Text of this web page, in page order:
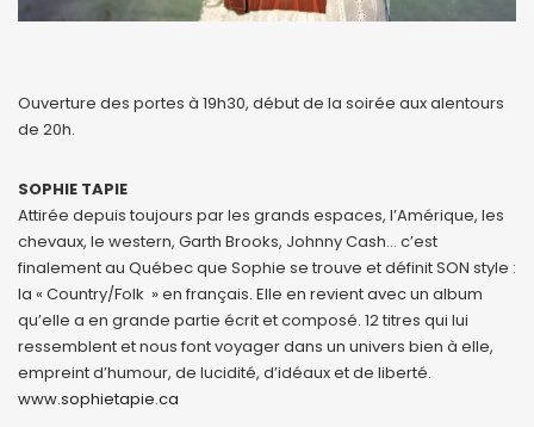
Ouverture des portes à 19h30, début de la soirée aux alentours
de 20h.
SOPHIE TAPIE
Attirée depuis toujours par les grands espaces, l’Amérique, les
chevaux, le western, Garth Brooks, Johnny Cash… c’est
finalement au Québec que Sophie se trouve et définit SON style :
la « Country/Folk » en français. Elle en revient avec un album
qu’elle a en grande partie écrit et composé. 12 titres qui lui
ressemblent et nous font voyager dans un univers bien à elle,
empreint d’humour, de lucidité, d’idéaux et de liberté.
www.sophietapie.ca